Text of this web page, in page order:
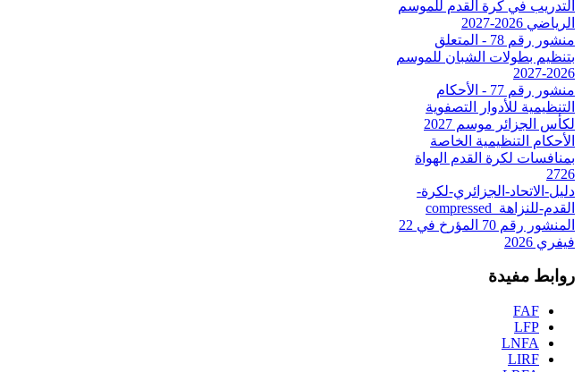
التدريب في كرة القدم للموسم
الرياضي 2026-2027
منشور رقم 78 - المتعلق
بتنظيم بطولات الشبان للموسم
2026-2027
منشور رقم 77 - الأحكام
التنظيمية للأدوار التصفوية
لكأس الجزائر موسم 2027
الأحكام التنظيمية الخاصة
بمنافسات لكرة القدم الهواة
2726
دليل-الاتحاد-الجزائري-لكرة-
القدم-للنزاهة_compressed
المنشور رقم 70 المؤرخ في 22
فيفري 2026
روابط مفيدة
FAF
LFP
LNFA
LIRF